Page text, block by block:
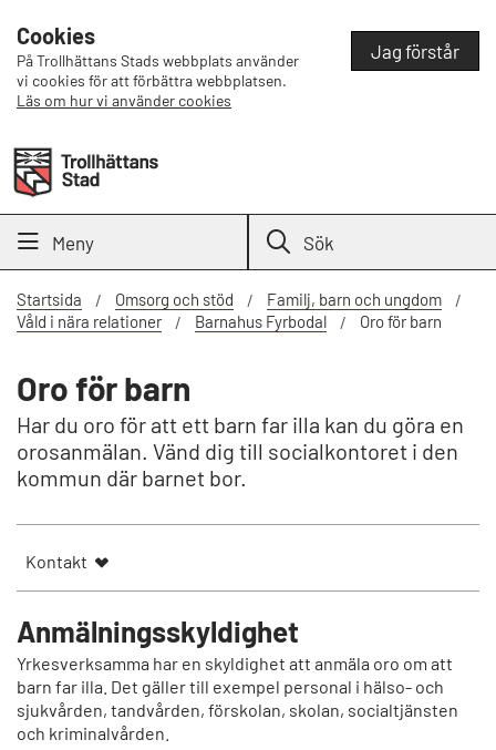
Cookies
På Trollhättans Stads webbplats använder
vi cookies för att förbättra webbplatsen.
Läs om hur vi använder cookies
Jag förstår
Meny Sök
Startsida Omsorg och stöd
Familj, barn och ungdom
Våld i nära relationer
Barnahus Fyrbodal Oro för barn
Oro för barn
Har du oro för att ett barn far illa kan du göra en
orosanmälan. Vänd dig till socialkontoret i den
kommun där barnet bor.
Kontakt
Anmälningsskyldighet
Yrkesverksamma har en skyldighet att anmäla oro om att
barn far illa. Det gäller till exempel personal i hälso- och
sjukvården, tandvården, förskolan, skolan, socialtjänsten
och kriminalvården.